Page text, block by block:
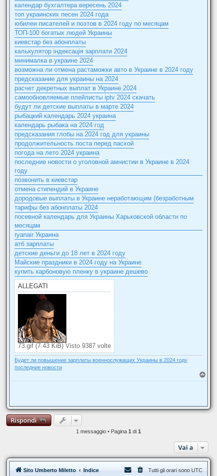
календар бухгалтера вересень 2024
топ украинских песен 2024 года
юбилеи писателей и поэтов в 2024 году по месяцам
ТОП-100 богатых людей Украины
киевстар без абонплаты
калькулятор індексація зарплати 2024
минималка в украине 2024
возможна ли отмена растаможки авто в Украине в 2024 году
предсказание для украины на 2024
расчет декретных выплат в Украине 2024
самообновляемые плейлисты iptv 2024 скачать
будут ли детские выплаты в марте 2024
рыбацкий календарь 2024 украина
календарь рыбака на 2024 год
предсказания глобы на 2024 год для украины
продолжительность поста перед пасхой
погода на лето 2024 украина
последние новости о уголовной амнистии в Украине в 2024
году
позвонить в киевстар
отмена стипендий в Украине
дородовые выплаты в Украине неработающим (безработным
тарифы без абонплаты 2024
посевной календарь для Украины Харьковской области по
месяцам
ryanair Украина
атб зарплаты
детские деньги до 18 лет в 2024 году
Майские праздники в 2024 году на Украине
купить карбоновую пленку в украине дешево
ALLEGATI
73.gif (7.43 KiB) Visto 9387 volte
Будет ли повышение зарплаты военнослужащих Украины в 2024 году
последние новости
o
Rispondi
1 messaggio • Pagina 1 di 1
Vai a
Sito Umberto Miletto Indice Tutti gli orari sono UTC